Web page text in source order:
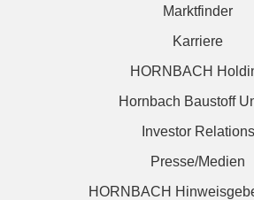
Marktfinder
Karriere
HORNBACH
Hornbach Baustoff
Investor Relations
Presse/Medien
HORNBACH